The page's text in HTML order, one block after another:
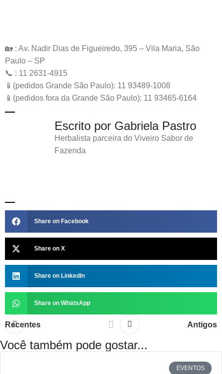
🏡 : Av. Nadir Dias de Figueiredo, 395 – Vila Maria, São
Paulo – SP
📞 : 11 2631-4915
📱(pedidos Grande São Paulo): 11 93489-1008
📱(pedidos fora da Grande São Paulo): 11 93465-6164
Escrito por Gabriela Pastro
Herbalista parceira do Viveiro Sabor de
Fazenda
Share on Facebook
Share on X
Share on LinkedIn
Share on WhatsApp
Recentes Antigos
Você também pode gostar...
EVENTOS